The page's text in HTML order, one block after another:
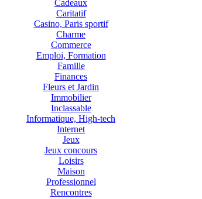
Cadeaux
Caritatif
Casino, Paris sportif
Charme
Commerce
Emploi, Formation
Famille
Finances
Fleurs et Jardin
Immobilier
Inclassable
Informatique, High-tech
Internet
Jeux
Jeux concours
Loisirs
Maison
Professionnel
Rencontres